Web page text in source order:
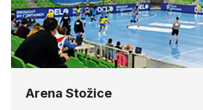
Arena Stožice